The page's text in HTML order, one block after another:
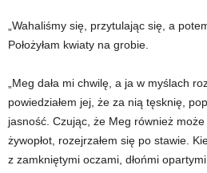
„Wahaliśmy się, przytulając się, a
Położyłam kwiaty na grobie.
„Meg dała mi chwilę, a ja w myślach
powiedziałem jej, że za nią tęsknię,
jasność. Czując, że Meg również może
żywopłot, rozejrzałem się po stawie.
z zamkniętymi oczami, dłońmi opartymi